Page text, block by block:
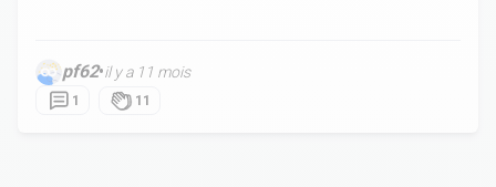
pf62•il y a 11 mois
1 11